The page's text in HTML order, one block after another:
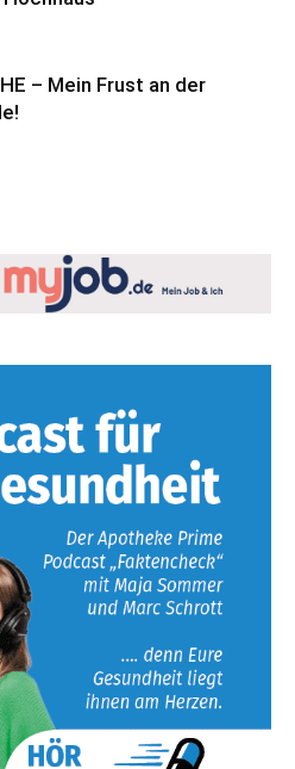
– Mein Frust an der